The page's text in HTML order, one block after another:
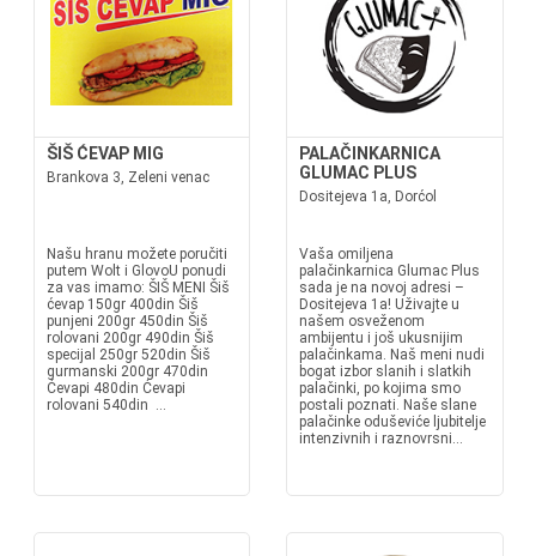
ŠIŠ ĆEVAP MIG
Brankova 3, Zeleni venac
Našu hranu možete poručiti
putem Wolt i GlovoU ponudi
za vas imamo: ŠIŠ MENI Šiš
ćevap 150gr 400din Šiš
punjeni 200gr 450din Šiš
rolovani 200gr 490din Šiš
specijal 250gr 520din Šiš
gurmanski 200gr 470din
Ćevapi 480din Ćevapi
rolovani 540din ...
PALAČINKARNICA
GLUMAC PLUS
Dositejeva 1a, Dorćol
Vaša omiljena
palačinkarnica Glumac Plus
sada je na novoj adresi –
Dositejeva 1a! Uživajte u
našem osveženom
ambijentu i još ukusnijim
palačinkama. Naš meni nudi
bogat izbor slanih i slatkih
palačinki, po kojima smo
postali poznati. Naše slane
palačinke oduševiće ljubitelje
intenzivnih i raznovrsni...